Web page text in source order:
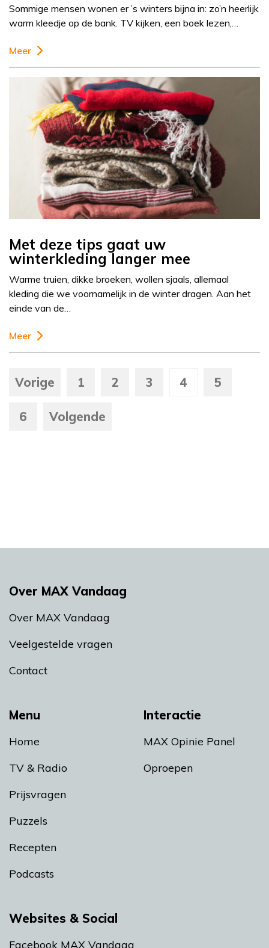
Sommige mensen wonen er ’s winters bijna in: zo’n heerlijk
warm kleedje op de bank. TV kijken, een boek lezen,…
Meer
Met deze tips gaat uw
winterkleding langer mee
Warme truien, dikke broeken, wollen sjaals, allemaal
kleding die we voornamelijk in de winter dragen. Aan het
einde van de…
Meer
Vorige 1 2 3 4 5
6 Volgende
Menu
Home
TV & Radio
Prijsvragen
Puzzels
Recepten
Podcasts
Interactie
MAX Opinie Panel
Oproepen
Over MAX Vandaag
Over MAX Vandaag
Veelgestelde vragen
Contact
Websites & Social
Facebook MAX Vandaag